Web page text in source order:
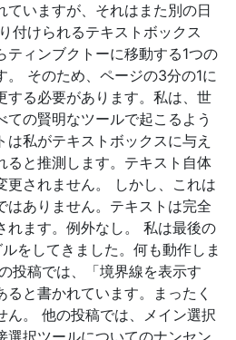
ていますが、それはまた別の日
付けられるテキストボックス
ティンブクトーに移動する1つの
。 そのため、ページの3分の1に
する必要があります。私は、世
ての賢明なツールで起こるよう
は私がテキストボックスに与え
ると推測します。テキスト自体
更されません。 しかし、これは
はありません。テキストは完全
れます。例外なし。 私は最後の
をしてきました。何も動作しま
投稿では、「境界線を表示す
ると書かれています。まったく
ん。 他の投稿では、メイン選択
選択ツールについてのナンセン